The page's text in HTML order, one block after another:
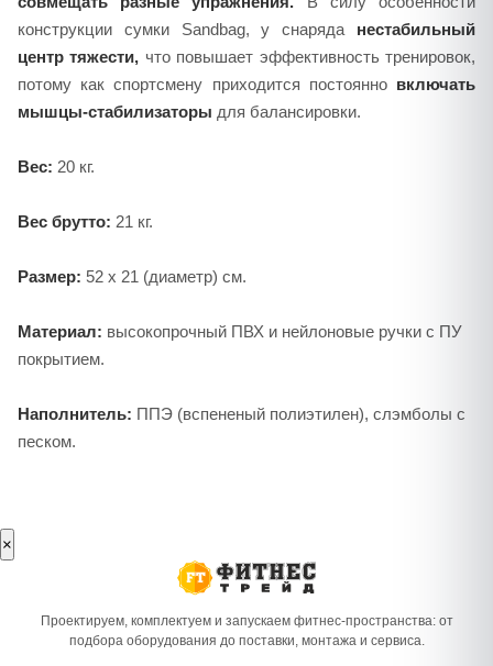
конструкции сумки Sandbag, у снаряда нестабильный
центр тяжести, что повышает эффективность тренировок,
потому как спортсмену приходится постоянновключать
мышцы-стабилизаторы для балансировки.
Вес: 20 кг.
Вес брутто: 21 кг.
Размер: 52 х 21 (диаметр) см.
Материал: высокопрочный ПВХ и нейлоновые ручки с ПУ
покрытием.
Наполнитель: ППЭ (вспененый полиэтилен), слэмболы с
песком.
×
Проектируем, комплектуем и запускаем фитнес-пространства: от
подбора оборудования до поставки, монтажа и сервиса.